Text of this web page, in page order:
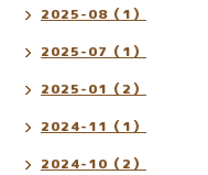
2025-08（1）
2025-07（1）
2025-01（2）
2024-11（1）
2024-10（2）